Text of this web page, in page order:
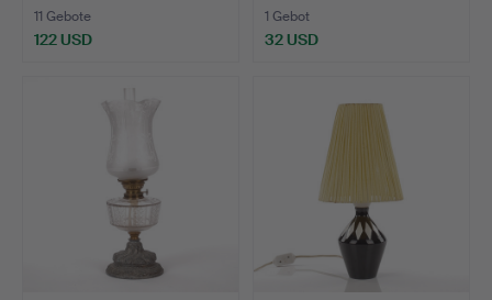
11 Gebote
122 USD
1 Gebot
32 USD